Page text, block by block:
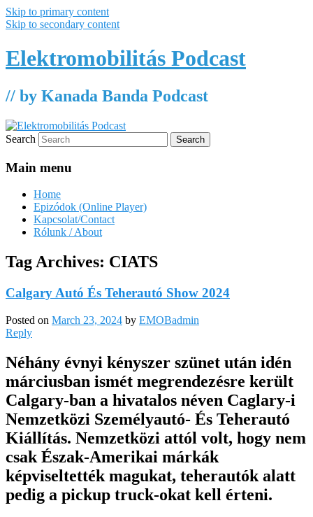
Skip to primary content
Skip to secondary content
Elektromobilitás Podcast
// by Kanada Banda Podcast
Search
Main menu
Home
Epizódok (Online Player)
Kapcsolat/Contact
Rólunk / About
Tag Archives: CIATS
Calgary Autó És Teherautó Show 2024
Posted on March 23, 2024 by EMOBadmin
Reply
Néhány évnyi kényszer szünet után idén
márciusban ismét megrendezésre került
Calgary-ban a hivatalos néven Caglary-i
Nemzetközi Személyautó- És Teherautó
Kiállítás. Nemzetközi attól volt, hogy nem
csak Észak-Amerikai márkák
képviseltették magukat, teherautók alatt
pedig a pickup truck-okat kell érteni.